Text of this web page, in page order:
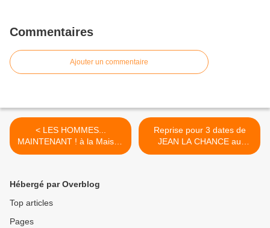
Commentaires
Ajouter un commentaire
< LES HOMMES...
MAINTENANT ! à la Maison
des Métallos
Reprise pour 3 dates de
JEAN LA CHANCE au
Théâtre de Ménilmontant !
Hébergé par Overblog
Top articles
Pages